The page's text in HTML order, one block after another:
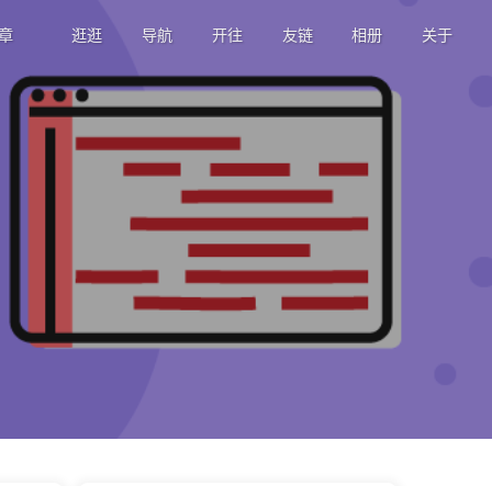
逛逛 导航 开往 友链 相册 关于